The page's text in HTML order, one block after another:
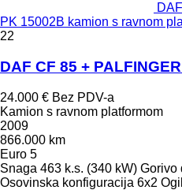
PK 15002B kamion s ravnom
22
DAF CF 85 +
24.000 € Bez PDV-a
Kamion s ravnom platformom
2009
866.000 km
Euro 5
Snaga 463 k.s. (340 kW) Gorivo
Osovinska konfiguracija 6x2